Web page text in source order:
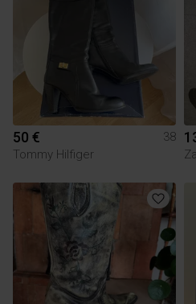
50 €
38
Tommy Hilfiger